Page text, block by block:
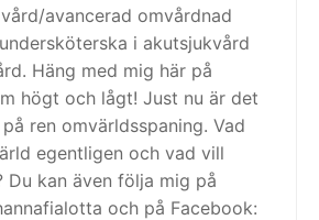
avancerad omvårdnad
i akutsjukvård
Häng med mig här på
högt och lågt! Just nu är det
ren omvärldsspaning. Vad
egentligen och vad vill
Du kan även följa mig på
och på Facebook: